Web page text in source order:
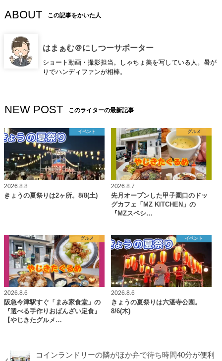
ABOUT この記事をかいた人
はまぁむ＠にしつーサポーター
ショート動画・撮影担当。しゃちょ美を写している人。暑が
りでハンディファンが相棒。
NEW POST このライターの最新記事
イベント
2026.8.8
きょうの夏祭りは2ヶ所。8/8(土)
グルメ
2026.8.7
先月オープンした甲子園口のドッ
グカフェ「MZ KITCHEN」の
『MZスペシ…
グルメ
2026.8.6
阪急今津駅すぐ「まみ家食堂」の
『選べる手作りおばんざい定食』
【やじきたグルメ…
イベント
2026.8.6
きょうの夏祭りは六湛寺公園。
8/6(木)
コインランドリーの隣がほか弁で待ち時間40分が便利